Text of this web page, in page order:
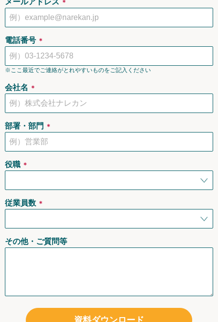
メールアドレス ＊
電話番号 ＊
※ここ最近でご連絡がとれやすいものをご記入ください
会社名 ＊
部署・部門 ＊
役職 ＊
従業員数 ＊
その他・ご質問等